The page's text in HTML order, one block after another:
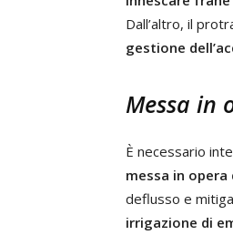
Dall’altro, il
gestione
Messa in
È necessario
messa in
deflusso e
irrigazione di